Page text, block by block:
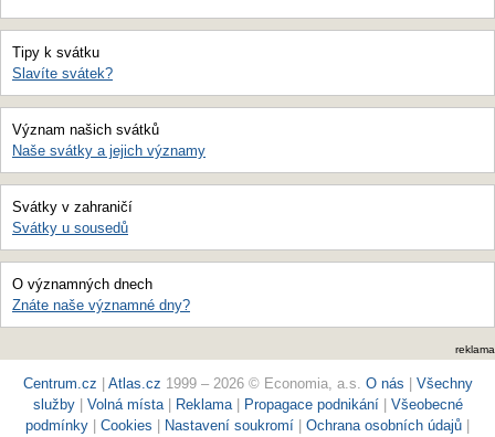
Tipy k svátku
Slavíte svátek?
Význam našich svátků
Naše svátky a jejich významy
Svátky v zahraničí
Svátky u sousedů
O významných dnech
Znáte naše významné dny?
reklama
Centrum.cz | Atlas.cz 1999 – 2026 © Economia, a.s. O nás | Všechny
služby | Volná místa| Reklama | Propagace podnikání| Všeobecné
podmínky | Cookies | Nastavení soukromí | Ochrana osobních údajů |